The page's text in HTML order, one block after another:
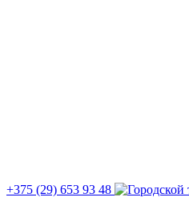
+375 (29) 653 93 48